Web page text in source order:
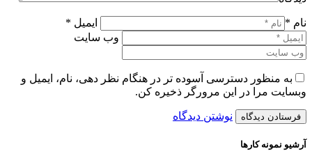
نام *
ایمیل *
وب سایت
به منظور دسترسی آسوده تر در هنگام نظر دهی، نام، ایمیل و
وبسایت مرا در این مرورگر ذخیره کن.
نوشتن دیدگاه
آرشیو نمونه کارها